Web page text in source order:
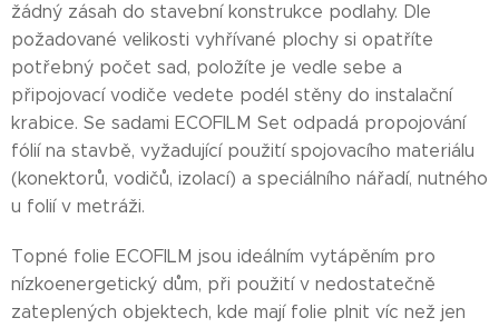
žádný zásah do stavební konstrukce podlahy. Dle
požadované velikosti vyhřívané plochy si opatříte
potřebný počet sad, položíte je vedle sebe a
připojovací vodiče vedete podél stěny do instalační
krabice. Se sadami ECOFILM Set odpadá propojování
fólií na stavbě, vyžadující použití spojovacího materiálu
(konektorů, vodičů, izolací) a speciálního nářadí, nutného
u folií v metráži.
Topné folie ECOFILM jsou ideálním vytápěním pro
nízkoenergetický dům, při použití v nedostatečně
zateplených objektech, kde mají folie plnit víc než jen